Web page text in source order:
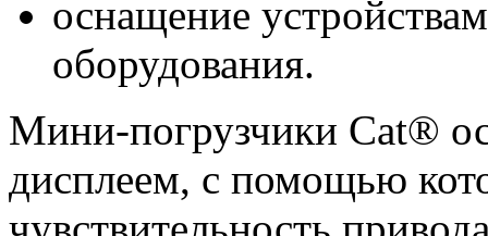
оснащение
оборудования.
Мини-погрузчики Cat®
дисплеем, с помощью